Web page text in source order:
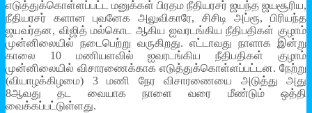
எடுத்துக்கொள்ளப்பட்ட மனுக்கள் பிரதம நீதியரசர் ஜயந்த ஜயசூரிய,
நீதியரசர் களான புவனேக அலுவிகாரே, சிசிடி அப்ரூ, பிரியந்த
ஜயவர்தன, விஜித் மல்கொட ஆகிய ஐவரடங்கிய நீதிபதிகள் குழாம்
முன்னிலையில் நடைபெற்று வருகிறது. எட்டாவது நாளாக இன்று
காலை 10 மணியளவில் ஐவரடங்கிய நீதிபதிகள் குழாம்
முன்னிலையில் விசாரணைக்காக எடுத்துக்கொள்ளப்பட்டன. நேற்று
(வியாழக்கிழமை) 3 மணி நேர விசாரணையை அடுத்து அது
8ஆவது தட வையாக நாளை வரை மீண்டும் ஒத்தி
வைக்கப்பட்டுள்ளது.